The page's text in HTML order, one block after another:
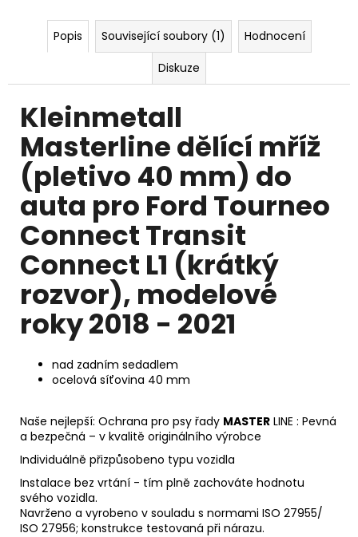
Popis Související soubory (1)
Hodnocení
Diskuze
Kleinmetall
Masterline dělící mříž
(pletivo 40 mm) do
auta pro Ford Tourneo
Connect Transit
Connect L1 (krátký
rozvor), modelové
roky 2018 - 2021
nad zadním sedadlem
ocelová síťovina 40 mm
Naše nejlepší: Ochrana pro psy řady MASTER LINE : Pevná
a bezpečná – v kvalitě originálního výrobce
Individuálně přizpůsobeno typu vozidla
Instalace bez vrtání - tím plně zachováte hodnotu
svého vozidla.
Navrženo a vyrobeno v souladu s normami ISO 27955/
ISO 27956; konstrukce testovaná při nárazu.